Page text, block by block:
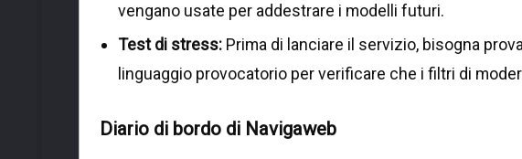
vengano usate per addestrare i modelli futuri.
Test di stress: Prima di lanciare il servizio, bisogna
linguaggio provocatorio per verificare che i filtri di
Diario di bordo di Navigaweb